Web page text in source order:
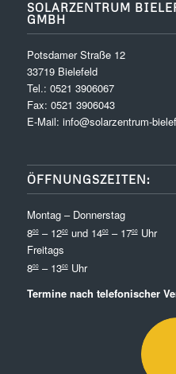
SOLARZENTRUM
GMBH
Potsdamer Straße 12
33719 Bielefeld
Tel.: 0521 3906067
Fax: 0521 3906043
E-Mail: info@solarzentrum-
ÖFFNUNGSZEITEN:
Montag – Donnerstag
800– 1200und 1400– 1700Uhr
Freitags
800– 1300Uhr
Termine nach telefonischer